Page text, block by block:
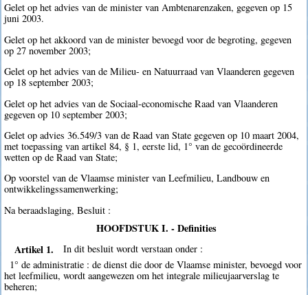
Gelet op het advies van de minister van Ambtenarenzaken, gegeven op 15
juni 2003.
Gelet op het akkoord van de minister bevoegd voor de begroting, gegeven
op 27 november 2003;
Gelet op het advies van de Milieu- en Natuurraad van Vlaanderen gegeven
op 18 september 2003;
Gelet op het advies van de Sociaal-economische Raad van Vlaanderen
gegeven op 10 september 2003;
Gelet op advies 36.549/3 van de Raad van State gegeven op 10 maart 2004,
met toepassing van artikel 84, § 1, eerste lid, 1° van de gecoördineerde
wetten op de Raad van State;
Op voorstel van de Vlaamse minister van Leefmilieu, Landbouw en
ontwikkelingssamenwerking;
Na beraadslaging, Besluit :
HOOFDSTUK I. - Definities
Artikel 1.
In dit besluit wordt verstaan onder :
1° de administratie : de dienst die door de Vlaamse minister, bevoegd voor
het leefmilieu, wordt aangewezen om het integrale milieujaarverslag te
beheren;